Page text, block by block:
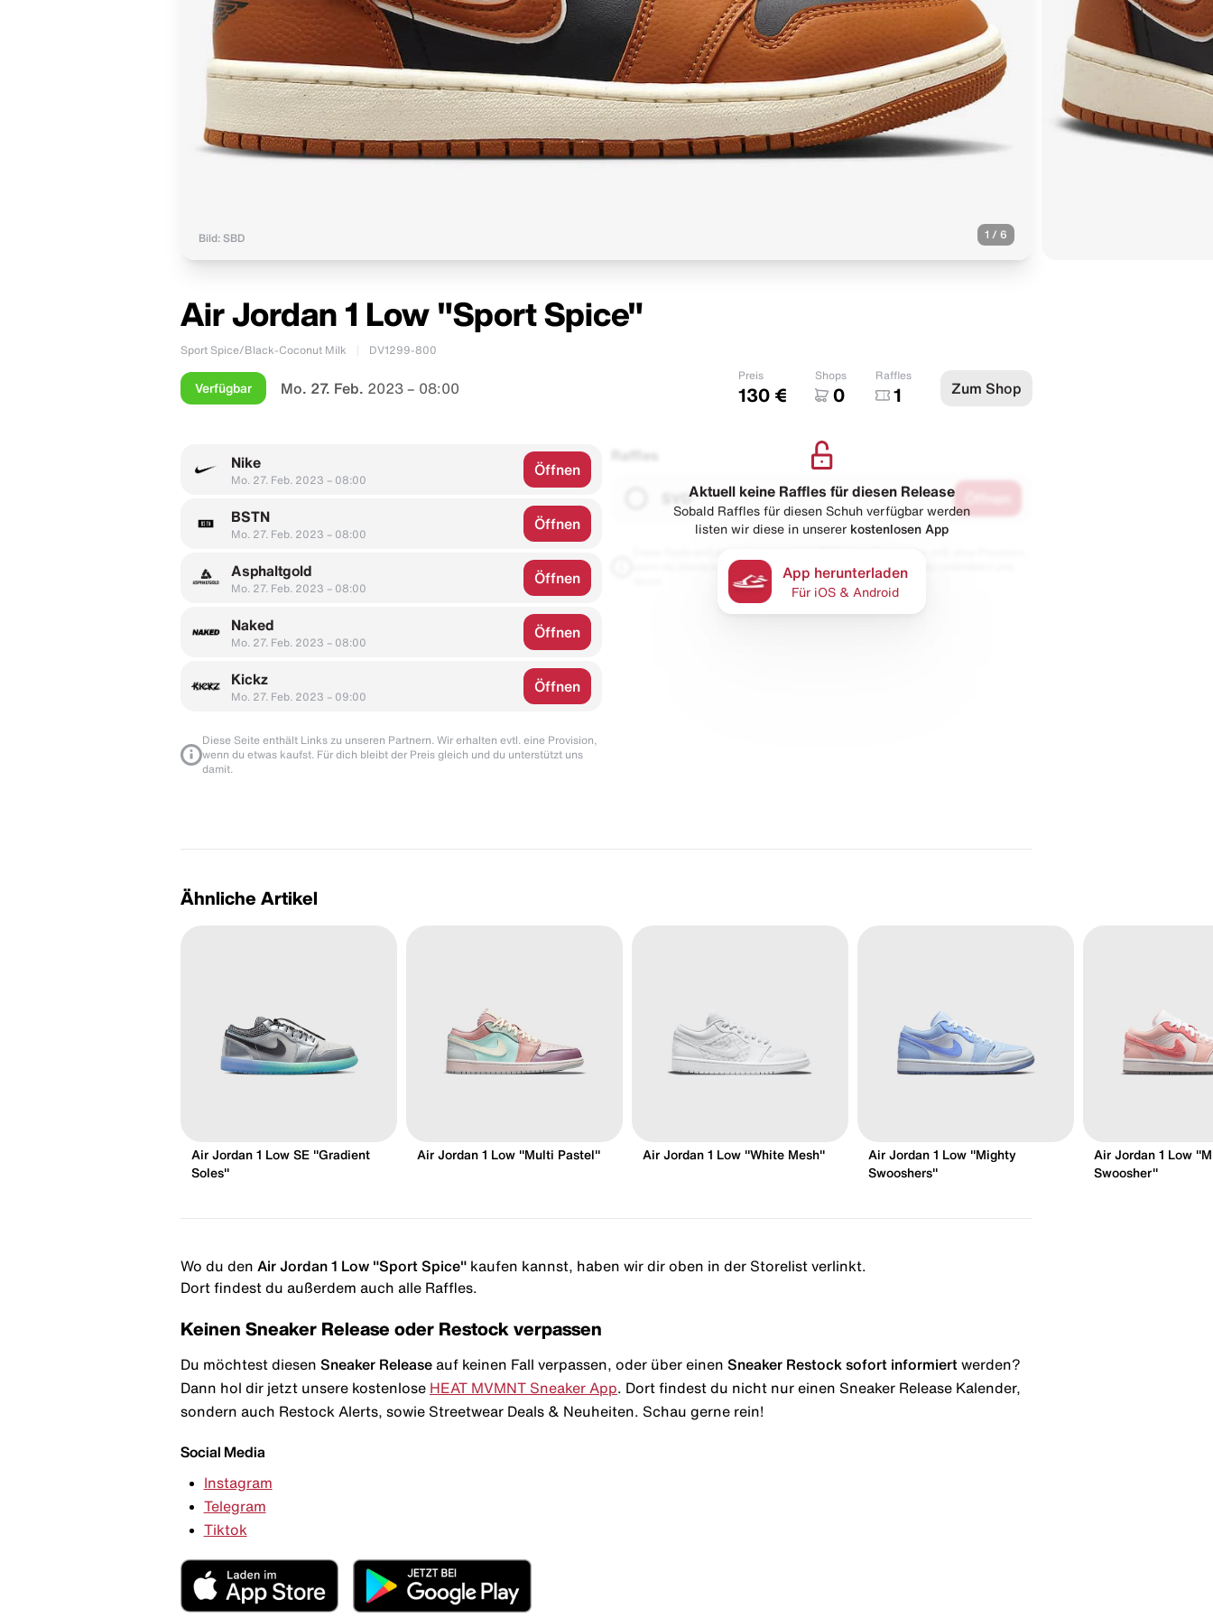
Bild: SBD 1 / 6
Air Jordan 1 Low "Sport Spice"
Sport Spice/Black-Coconut Milk DV1299-800
Verfügbar Mo. 27. Feb. 2023 – 08:00
Preis
130 €
Shops
0
Raffles
1 Zum Shop
Nike
Mo. 27. Feb. 2023 – 08:00
Öffnen
BSTN
Mo. 27. Feb. 2023 – 08:00
Öffnen
Asphaltgold
Mo. 27. Feb. 2023 – 08:00
Öffnen
Naked
Mo. 27. Feb. 2023 – 08:00
Öffnen
Kickz
Mo. 27. Feb. 2023 – 09:00
Öffnen
Diese Seite enthält Links zu unseren Partnern. Wir erhalten evtl. eine Provision,
wenn du etwas kaufst. Für dich bleibt der Preis gleich und du unterstützt uns
damit.
Raffles
SVD
wenn du etwas kaufst. Für dich bleibt der Preis gleich und du unterstützt uns
Aktuell keine Raffles für diesen Release
Sobald Raffles für diesen Schuh verfügbar werden
listen wir diese in unserer kostenlosen App
App herunterladen
Für iOS & Android
Ähnliche Artikel
Air Jordan 1 Low SE "Gradient
Soles"
Air Jordan 1 Low "Multi Pastel" Air Jordan 1 Low "White Mesh"
Air Jordan 1 Low "Mighty
Swooshers"
Air Jordan 1 Low
Swoosher"
Wo du den Air Jordan 1 Low "Sport Spice" kaufen kannst, haben wir dir oben in der Storelist verlinkt.
Dort findest du außerdem auch alle Raffles.
Keinen Sneaker Release oder Restock verpassen
Du möchtest diesen Sneaker Release auf keinen Fall verpassen, oder über einen Sneaker Restock sofort informiert werden?
Dann hol dir jetzt unsere kostenlose HEAT MVMNT Sneaker App . Dort findest du nicht nur einen Sneaker Release Kalender,
sondern auch Restock Alerts, sowie Streetwear Deals & Neuheiten. Schau gerne rein!
Social Media
Instagram
Telegram
Tiktok